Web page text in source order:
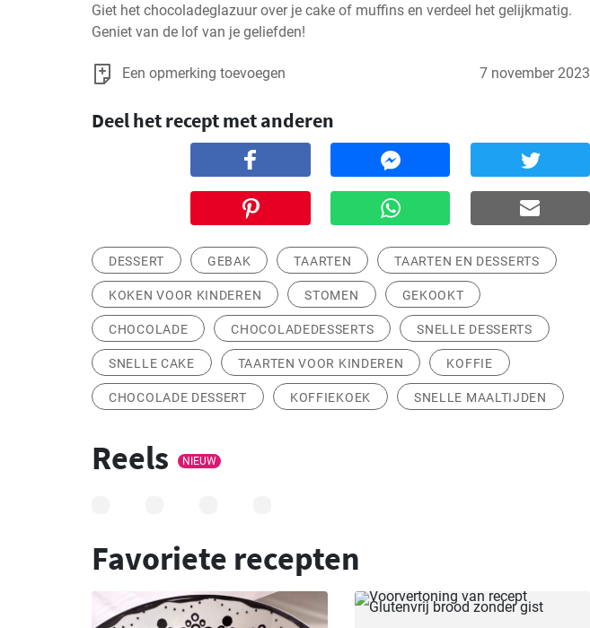
Giet het chocoladeglazuur over je cake of muffins en verdeel het gelijkmatig.
Geniet van de lof van je geliefden!
Een opmerking toevoegen 7 november 2023
Deel het recept met anderen
DESSERT GEBAK TAARTEN TAARTEN EN DESSERTS
KOKEN VOOR KINDEREN STOMEN GEKOOKT
CHOCOLADE CHOCOLADEDESSERTS SNELLE DESSERTS
SNELLE CAKE TAARTEN VOOR KINDEREN KOFFIE
CHOCOLADE DESSERT KOFFIEKOEK SNELLE MAALTIJDEN
Reels NIEUW
Favoriete recepten